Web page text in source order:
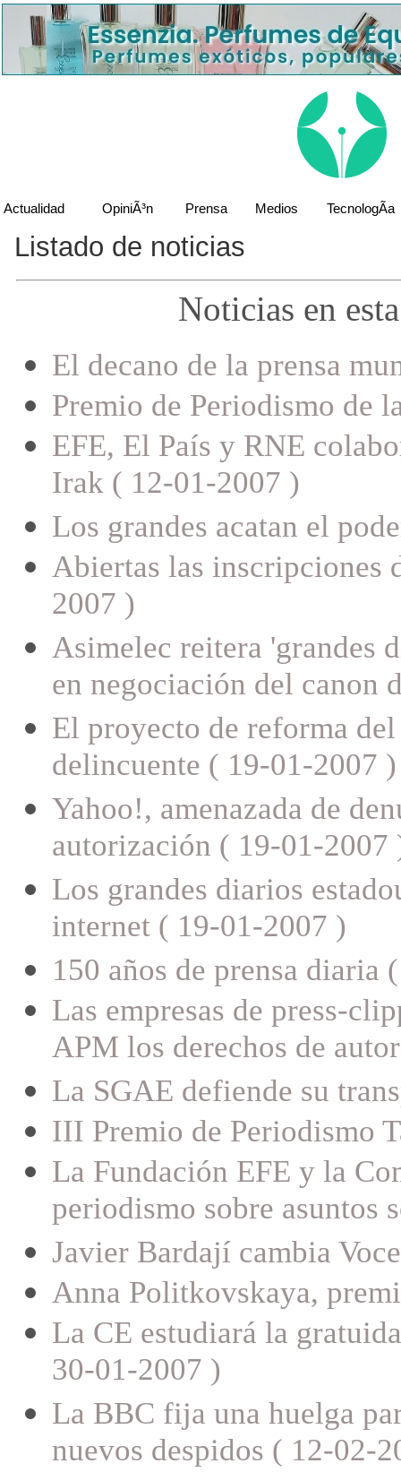
Actualidad OpiniÃ³n Prensa Medios TecnologÃ­a
Listado de noticias
Noticias en
El decano de la prensa
Premio de Periodismo de
EFE, El País y RNE
Irak ( 12-01-2007 )
Los grandes acatan el
Abiertas las inscripciones
2007 )
Asimelec reitera 'grandes
en negociación del canon
El proyecto de reforma
delincuente ( 19-01-2007 )
Yahoo!, amenazada de
autorización ( 19-01-2007
Los grandes diarios
internet ( 19-01-2007 )
150 años de prensa diaria
Las empresas de press-
APM los derechos de
La SGAE defiende su
III Premio de Periodismo
La Fundación EFE y la
periodismo sobre asuntos
Javier Bardají cambia
Anna Politkovskaya,
La CE estudiará la
30-01-2007 )
La BBC fija una huelga
nuevos despidos ( 12-02-